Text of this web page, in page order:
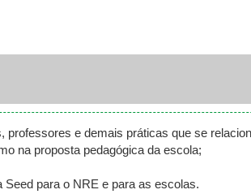
e demais práticas que se
na proposta pedagógica da escola;
para o NRE e para as escolas.